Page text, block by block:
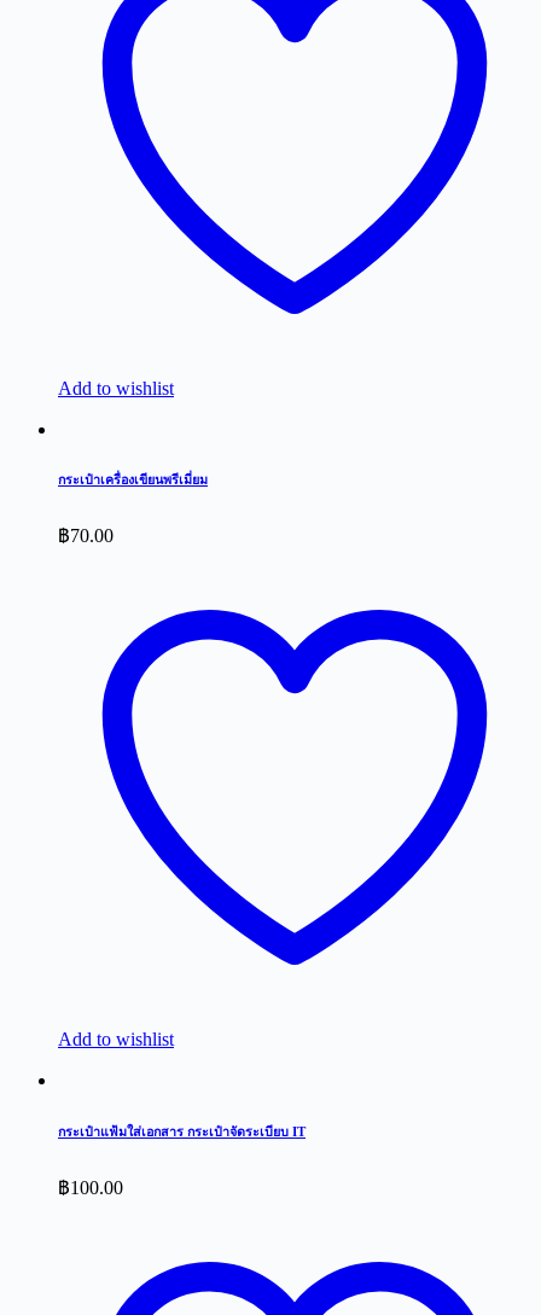
Add to wishlist
กระเป๋าเครื่องเขียนพรีเมี่ยม
฿70.00
Add to wishlist
กระเป๋าแฟ้มใส่เอกสาร กระเป๋าจัดระเบียบ IT
฿100.00